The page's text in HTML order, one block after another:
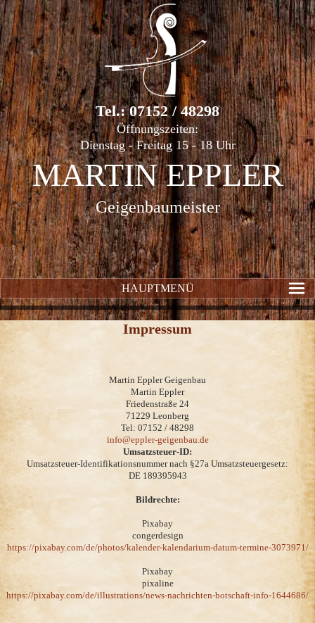
Tel.: 07152 / 48298
Öffnungszeiten:
Dienstag - Freitag 15 - 18 Uhr
MARTIN EPPLER
Geigenbaumeister
HAUPTMENÜ
Impressum
Martin Eppler Geigenbau
Martin Eppler
Friedenstraße 24
71229 Leonberg
Tel: 07152 / 48298
info@eppler-geigenbau.de
Umsatzsteuer-ID:
Umsatzsteuer-Identifikationsnummer nach §27a Umsatzsteuergesetz:
DE 189395943
Bildrechte:
Pixabay
congerdesign
https://pixabay.com/de/photos/kalender-kalendarium-datum-termine-3073971/
Pixabay
pixaline
https://pixabay.com/de/illustrations/news-nachrichten-botschaft-info-1644686/